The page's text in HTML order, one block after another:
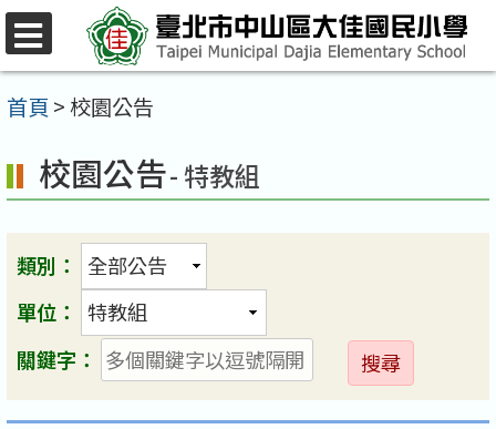
跳
至
主
內
容
首頁 >校園公告
校園公告- 特教組
類別：
單位：
關鍵字：
送
出
選
單